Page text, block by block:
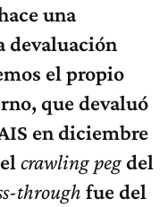
una
devaluación
el propio
que devaluó
en diciembre
crawling pegdel
through fue del